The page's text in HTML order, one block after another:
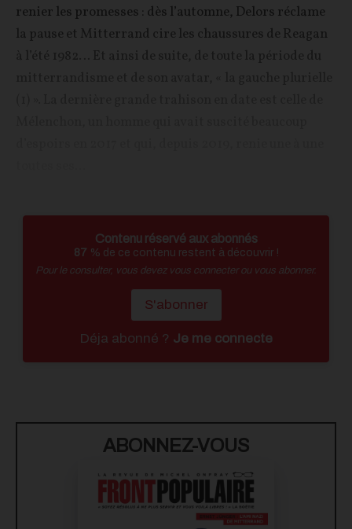
renier les promesses : dès l’automne, Delors réclame
la pause et Mitterrand cire les chaussures de Reagan
Contenu réservé aux abonnés
87 % de ce contenu restent à découvrir !
Pour le consulter, vous devez vous connecter ou vous abonner.
S'abonner
Déja abonné ? Je me connecte
ABONNEZ-VOUS